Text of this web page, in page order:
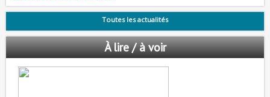
Toutes les actualités
À lire / à voir